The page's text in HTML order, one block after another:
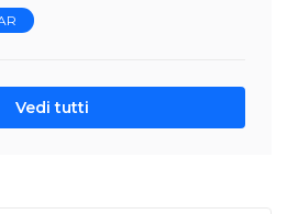
Vedi tutti